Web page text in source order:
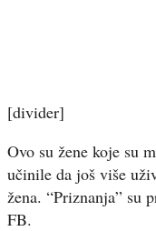
[divider]
Ovo su žene koje su
učinile da još više
žena. “Priznanja” su
FB.